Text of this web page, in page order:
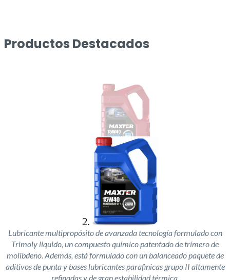
Productos Destacados
Lubricante multipropósito de avanzada tecnología formulado con
Trimoly liquido, un compuesto químico patentado de trímero de
molibdeno. Además, está formulado con un balanceado paquete de
aditivos de punta y bases lubricantes parafinicas grupo II altamente
refinadas y de gran estabilidad térmica.